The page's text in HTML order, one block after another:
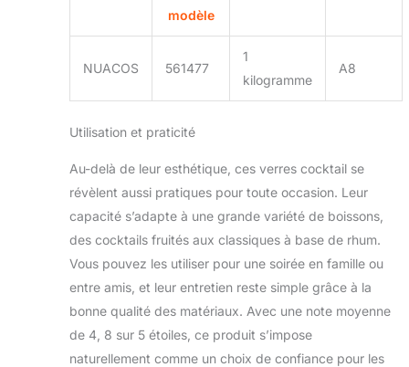
votre collection de bar à
la maison.
modèle
NUACOS 561477
1
kilogramme
A8
Utilisation et praticité
Au-delà de leur esthétique, ces verres cocktail se
révèlent aussi pratiques pour toute occasion. Leur
capacité s’adapte à une grande variété de boissons,
des cocktails fruités aux classiques à base de rhum.
Vous pouvez les utiliser pour une soirée en famille ou
entre amis, et leur entretien reste simple grâce à la
bonne qualité des matériaux. Avec une note moyenne
de 4, 8 sur 5 étoiles, ce produit s’impose
naturellement comme un choix de confiance pour les